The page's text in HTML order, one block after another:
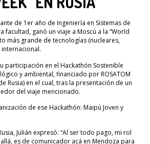
de 1er año de Ingeniería en Sistemas de
facultad, ganó un viaje a Moscú a la “World
más grande de tecnologías (nucleares,
internacional.
participación en el Hackathón Sostenible
y ambiental, financiado por ROSATOM
Rusia) en el cual, tras la presentación de un
del viaje mencionado.
de ese Hackathón: Maipú Joven y
Julián expresó: “Al ser todo pago, mi rol
es de comunicador acá en Mendoza para